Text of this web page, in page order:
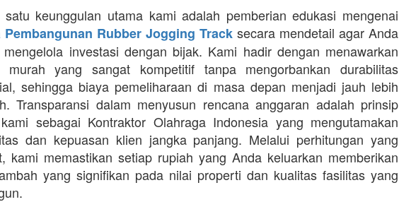
satu keunggulan utama kami adalah pemberian edukasi mengenai
Pembangunan Rubber Jogging Track secara mendetail agar Anda
investasi dengan bijak. Kami hadir dengan menawarkan
murah yang sangat kompetitif tanpa mengorbankan durabilitas
sehingga biaya pemeliharaan di masa depan menjadi jauh lebih
Transparansi dalam menyusun rencana anggaran adalah prinsip
sebagai Kontraktor Olahraga Indonesia yang mengutamakan
dan kepuasan klien jangka panjang. Melalui perhitungan yang
kami memastikan setiap rupiah yang Anda keluarkan memberikan
yang signifikan pada nilai properti dan kualitas fasilitas yang